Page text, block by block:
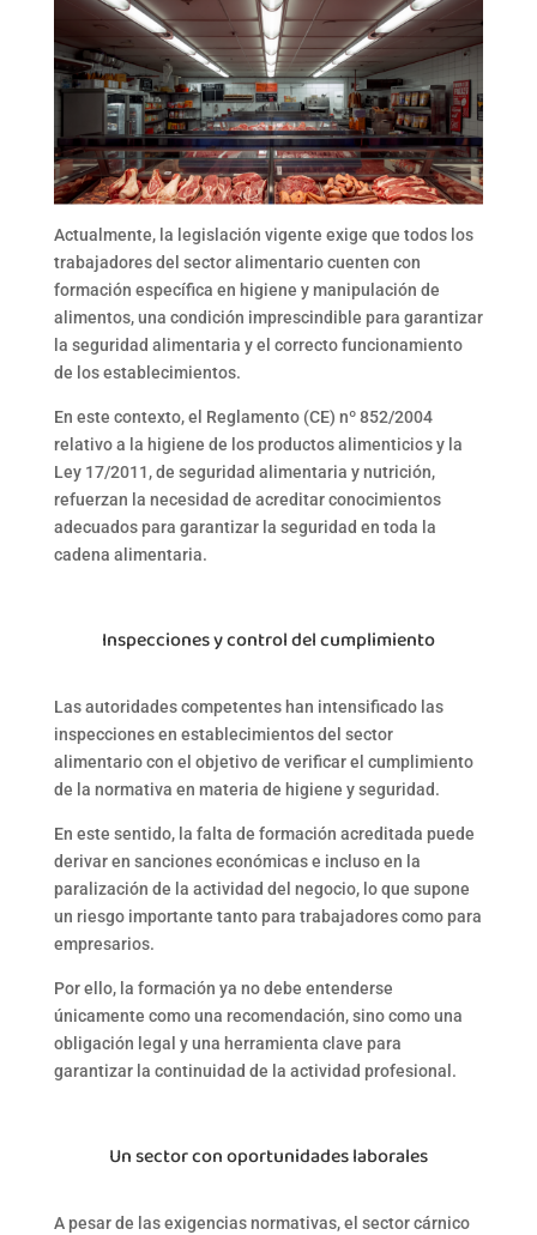
Actualmente, la legislación vigente exige que todos los
trabajadores del sector alimentario cuenten con
formación específica en higiene y manipulación de
alimentos, una condición imprescindible para garantizar
la seguridad alimentaria y el correcto funcionamiento
de los establecimientos.
En este contexto, el Reglamento (CE) nº 852/2004
relativo a la higiene de los productos alimenticios y la
Ley 17/2011, de seguridad alimentaria y nutrición,
refuerzan la necesidad de acreditar conocimientos
adecuados para garantizar la seguridad en toda la
cadena alimentaria.
Inspecciones y control del cumplimiento
Las autoridades competentes han intensificado las
inspecciones en establecimientos del sector
alimentario con el objetivo de verificar el cumplimiento
de la normativa en materia de higiene y seguridad.
En este sentido, la falta de formación acreditada puede
derivar en sanciones económicas e incluso en la
paralización de la actividad del negocio, lo que supone
un riesgo importante tanto para trabajadores como para
empresarios.
Por ello, la formación ya no debe entenderse
únicamente como una recomendación, sino como una
obligación legal y una herramienta clave para
garantizar la continuidad de la actividad profesional.
Un sector con oportunidades laborales
A pesar de las exigencias normativas, el sector cárnico